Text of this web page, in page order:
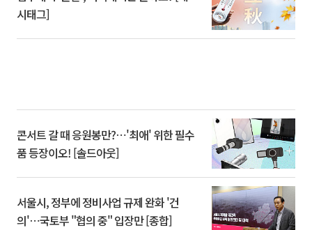
시태그]
콘서트 갈 때 응원봉만?⋯'최애' 위한 필수
품 등장이오! [솔드아웃]
서울시, 정부에 정비사업 규제 완화 '건
의'⋯국토부 "협의 중" 입장만 [종합]